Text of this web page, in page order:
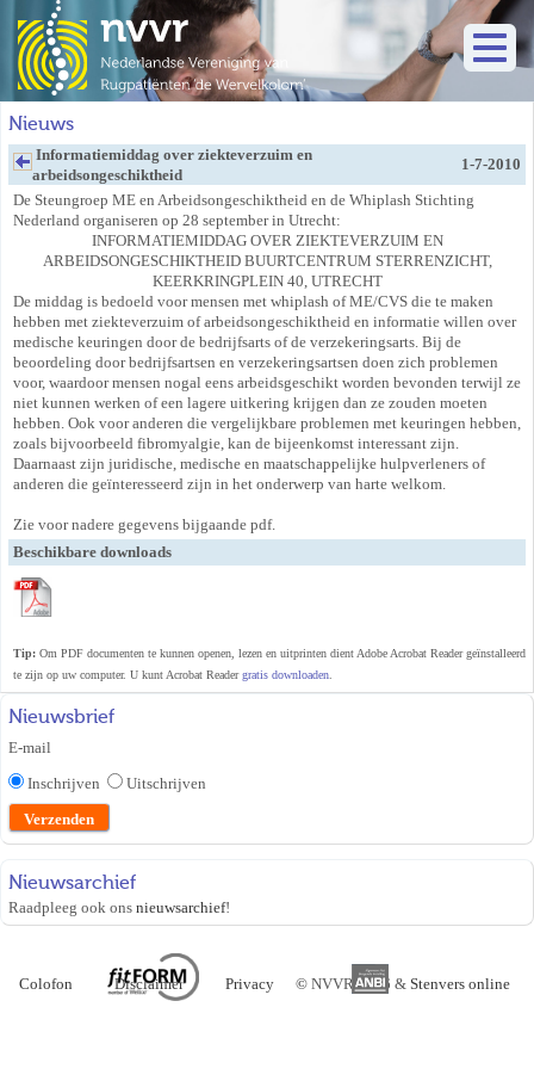
Nieuws
Informatiemiddag over ziekteverzuim en
arbeidsongeschiktheid
1-7-2010
De Steungroep ME en Arbeidsongeschiktheid en de Whiplash Stichting
Nederland organiseren op 28 september in Utrecht:
INFORMATIEMIDDAG OVER ZIEKTEVERZUIM EN
ARBEIDSONGESCHIKTHEID BUURTCENTRUM STERRENZICHT,
KEERKRINGPLEIN 40, UTRECHT
De middag is bedoeld voor mensen met whiplash of ME/CVS die te maken
hebben met ziekteverzuim of arbeidsongeschiktheid en informatie willen over
medische keuringen door de bedrijfsarts of de verzekeringsarts. Bij de
beoordeling door bedrijfsartsen en verzekeringsartsen doen zich problemen
voor, waardoor mensen nogal eens arbeidsgeschikt worden bevonden terwijl ze
niet kunnen werken of een lagere uitkering krijgen dan ze zouden moeten
hebben. Ook voor anderen die vergelijkbare problemen met keuringen hebben,
zoals bijvoorbeeld fibromyalgie, kan de bijeenkomst interessant zijn.
Daarnaast zijn juridische, medische en maatschappelijke hulpverleners of
anderen die geïnteresseerd zijn in het onderwerp van harte welkom.
Zie voor nadere gegevens bijgaande pdf.
Beschikbare downloads
Tip: Om PDF documenten te kunnen openen, lezen en uitprinten dient Adobe Acrobat Reader geïnstalleerd
te zijn op uw computer. U kunt Acrobat Readergratis downloaden
Nieuwsbrief
E-mail
Inschrijven
Uitschrijven
Nieuwsarchief
Raadpleeg ook ons nieuwsarchief!
© NVVR 2026 & Stenvers online
Colofon Disclaimer Privacy